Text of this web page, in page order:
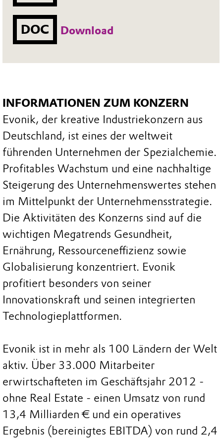
DOC Download
INFORMATIONEN ZUM KONZERN
Evonik, der kreative Industriekonzern aus
Deutschland, ist eines der weltweit
führenden Unternehmen der Spezialchemie.
Profitables Wachstum und eine nachhaltige
Steigerung des Unternehmenswertes stehen
im Mittelpunkt der Unternehmensstrategie.
Die Aktivitäten des Konzerns sind auf die
wichtigen Megatrends Gesundheit,
Ernährung, Ressourceneffizienz sowie
Globalisierung konzentriert. Evonik
profitiert besonders von seiner
Innovationskraft und seinen integrierten
Technologieplattformen.
Evonik ist in mehr als 100 Ländern der Welt
aktiv. Über 33.000 Mitarbeiter
erwirtschafteten im Geschäftsjahr 2012 -
ohne Real Estate - einen Umsatz von rund
13,4 Milliarden € und ein operatives
Ergebnis (bereinigtes EBITDA) von rund 2,4